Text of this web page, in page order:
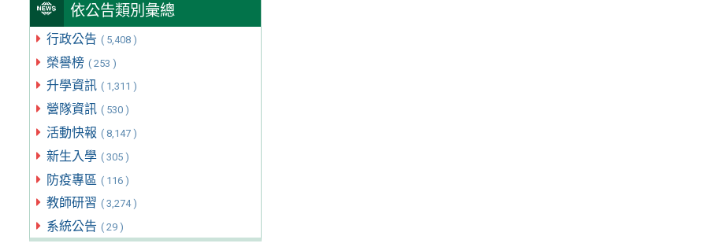
依公告類別彙總
行政公告 ( 5,408 )
榮譽榜 ( 253 )
升學資訊 ( 1,311 )
營隊資訊 ( 530 )
活動快報 ( 8,147 )
新生入學 ( 305 )
防疫專區 ( 116 )
教師研習 ( 3,274 )
系統公告 ( 29 )